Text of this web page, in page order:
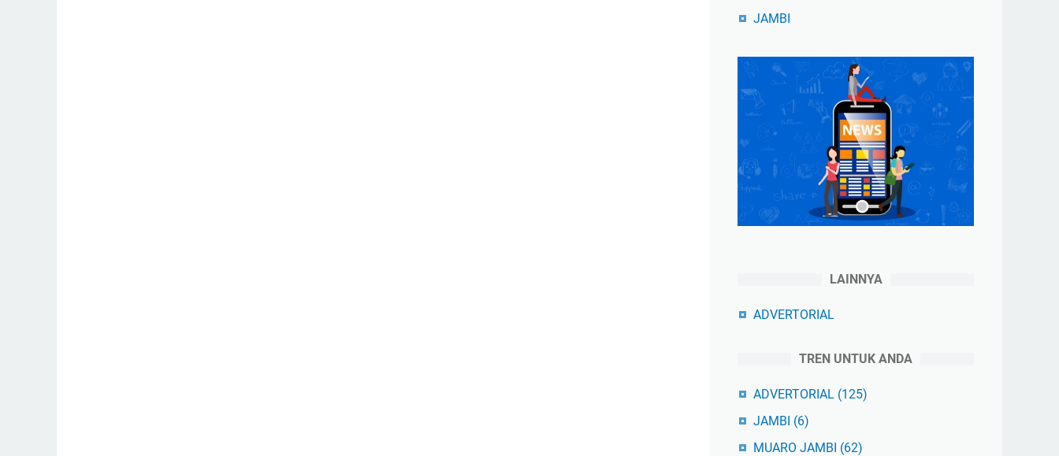
JAMBI
LAINNYA
ADVERTORIAL
TREN UNTUK ANDA
ADVERTORIAL (125)
JAMBI (6)
MUARO JAMBI (62)